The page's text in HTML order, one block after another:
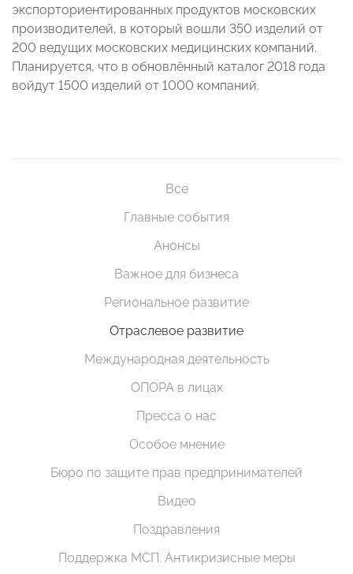
экспорториентированных продуктов московских
производителей, в который вошли 350 изделий от
200 ведущих московских медицинских компаний.
Планируется, что в обновлённый каталог 2018 года
войдут 1500 изделий от 1000 компаний.
Все
Главные события
Анонсы
Важное для бизнеса
Региональное развитие
Отраслевое развитие
Международная деятельность
ОПОРА в лицах
Пресса о нас
Особое мнение
Бюро по защите прав предпринимателей
Видео
Поздравления
Поддержка МСП. Антикризисные меры